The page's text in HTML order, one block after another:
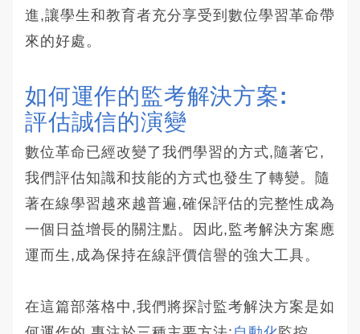
進,讓學生和教育者充分享受到數位學習革命帶
來的好處。
如何運作的監考解決方案:
評估誠信的演變
數位革命已經改變了我們學習的方式,隨著它,
我們評估知識和技能的方式也發生了轉變。隨
著在線學習越來越普遍,確保評估的完整性成為
一個日益增長的關注點。因此,監考解決方案應
運而生,成為保持在線評價信譽的強大工具。
在這篇部落格中,我們將探討監考解決方案是如